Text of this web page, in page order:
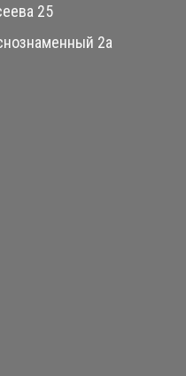
25
2а